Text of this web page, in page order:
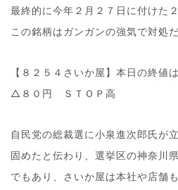
最終的に今年２月２７日に付けた
この銘柄はガンガンの強気で対処だ
【８２５４さいか屋】本日の終値
△８０円 ＳＴＯＰ高
自民党の総裁選に小泉進次郎氏が
固めたと伝わり、選挙区の神奈川
でもあり、さいか屋は本社や店舗